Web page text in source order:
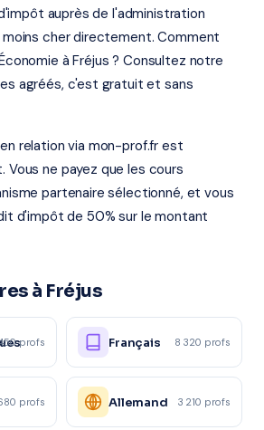
auprès de l'administration
moins cher directement. Comment
à Fréjus ? Consultez notre
agréés, c'est gratuit et sans
relation via mon-prof.fr est
ne payez que les cours
partenaire sélectionné, et vous
d'impôt de 50% sur le montant
à Fréjus
profs Français 8 320 profs
profs Allemand 3 210 profs